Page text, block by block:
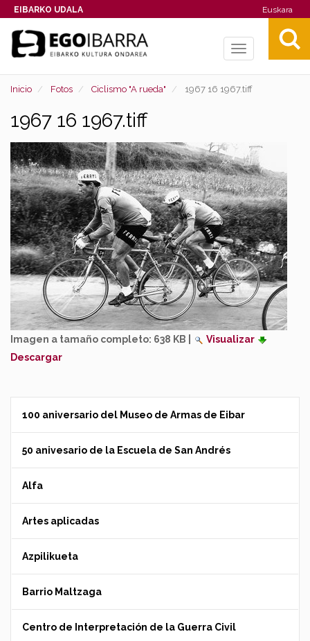
EIBARKO UDALA Euskara
Toggle
Inicio Fotos Ciclismo "A rueda" 1967 16 1967.tiff
1967 16 1967.tiff
Imagen a tamaño completo: 638 KB
Visualizar
Descargar
100 aniversario del Museo de Armas de Eibar
50 anivesario de la Escuela de San Andrés
Alfa
Artes aplicadas
Azpilikueta
Barrio Maltzaga
Centro de Interpretación de la Guerra Civil